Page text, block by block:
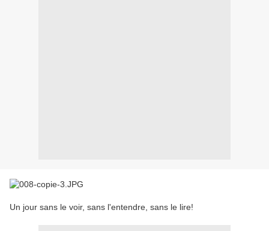
Un jour sans le voir, sans l'entendre, sans le lire!